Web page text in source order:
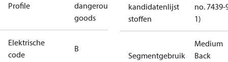
Profile
dangerous
goods
Elektrische
code
B
kandidatenlijst
stoffen
no. 7439-
1)
Segmentgebruik
Medium
Back